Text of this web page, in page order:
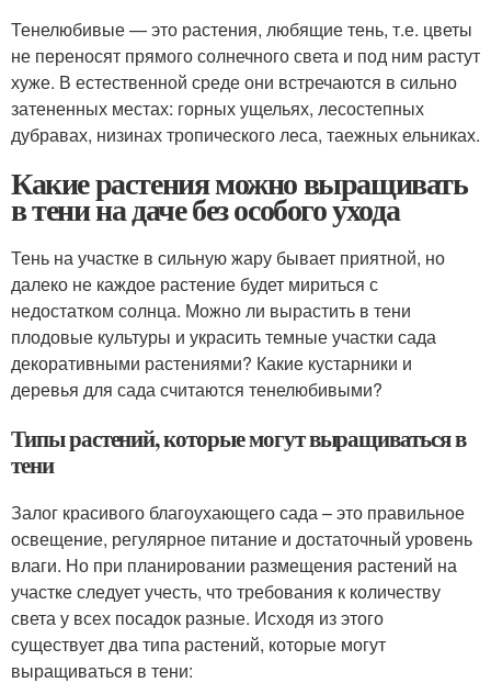
Тенелюбивые — это растения, любящие тень, т.е. цветы
не переносят прямого солнечного света и под ним растут
хуже. В естественной среде они встречаются в сильно
затененных местах: горных ущельях, лесостепных
дубравах, низинах тропического леса, таежных ельниках.
Какие растения можно выращивать
в тени на даче без особого ухода
Тень на участке в сильную жару бывает приятной, но
далеко не каждое растение будет мириться с
недостатком солнца. Можно ли вырастить в тени
плодовые культуры и украсить темные участки сада
декоративными растениями? Какие кустарники и
деревья для сада считаются тенелюбивыми?
Типы растений, которые могут выращиваться в
тени
Залог красивого благоухающего сада – это правильное
освещение, регулярное питание и достаточный уровень
влаги. Но при планировании размещения растений на
участке следует учесть, что требования к количеству
света у всех посадок разные. Исходя из этого
существует два типа растений, которые могут
выращиваться в тени: